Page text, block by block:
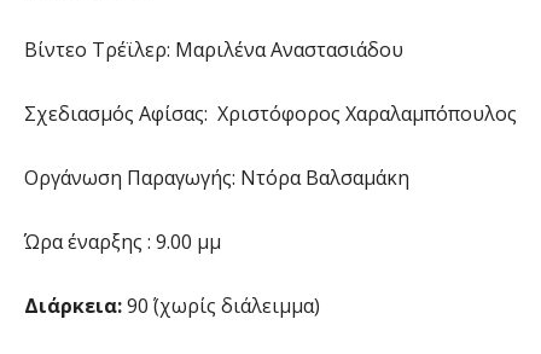
Βίντεο Τρέϊλερ: Μαριλένα Αναστασιάδου
Σχεδιασμός Αφίσας: Χριστόφορος Χαραλαμπόπουλος
Οργάνωση Παραγωγής: Ντόρα Βαλσαμάκη
Ώρα έναρξης : 9.00 μμ
Διάρκεια:90΄ (χωρίς διάλειμμα)